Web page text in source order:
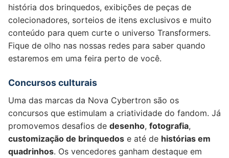
história dos brinquedos, exibições de peças de
colecionadores, sorteios de itens exclusivos e muito
conteúdo para quem curte o universo Transformers.
Fique de olho nas nossas redes para saber quando
estaremos em uma feira perto de você.
Concursos culturais
Uma das marcas da Nova Cybertron são os
concursos que estimulam a criatividade do fandom. Já
promovemos desafios de desenho, fotografia,
customização de brinquedos e até de histórias em
quadrinhos. Os vencedores ganham destaque em